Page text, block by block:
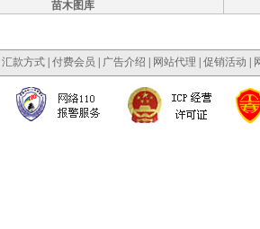
苗木图库
汇款方式| 付费会员 广告介绍 网站代理 促销活动